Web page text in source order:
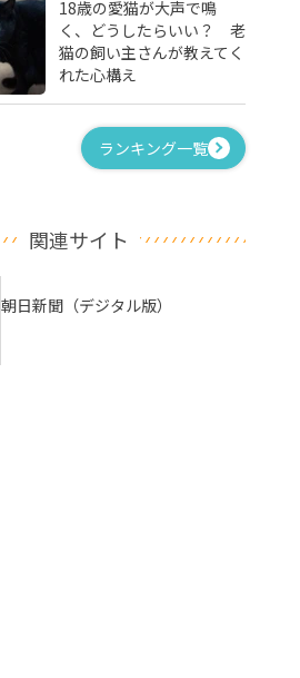
18歳の愛猫が大声で鳴
く、どうしたらいい？ 老
猫の飼い主さんが教えてく
れた心構え
ランキング一覧
関連サイト
朝日新聞（デジタル版）